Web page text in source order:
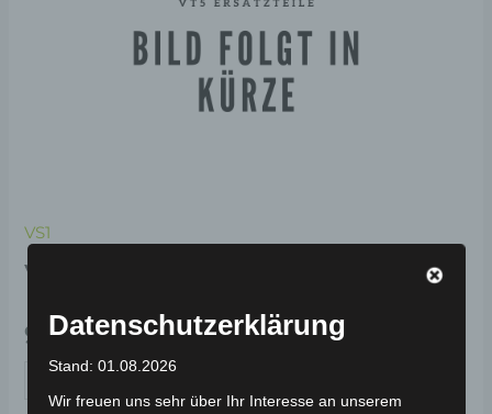
VS1
VS1 VORDERES RAD
99,00€ *
Datenschutzerklärung
Stand: 01.08.2026
Wir freuen uns sehr über Ihr Interesse an unserem